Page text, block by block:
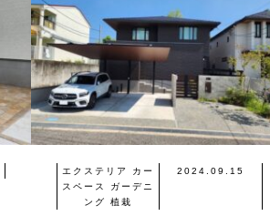
エクステリア
カー
スペース
ガーデニ
ング
植栽
2024.09.15